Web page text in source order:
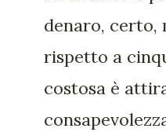
denaro, certo,
rispetto a
costosa è